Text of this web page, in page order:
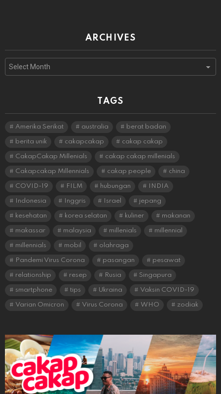
ARCHIVES
Archives
TAGS
Amerika Serikat australia berat badan
berita unik cakapcakap cakap cakap
CakapCakap Millenials cakap cakap millenials
Cakapcakap Millennials cakap people china
COVID-19 FILM hubungan INDIA
Indonesia Inggris Israel jepang
kesehatan korea selatan kuliner makanan
makassar malaysia millenials millennial
millennials mobil olahraga
Pandemi Virus Corona pasangan pesawat
relationship resep Rusia Singapura
smartphone tips Ukraina Vaksin COVID-19
Varian Omicron Virus Corona WHO zodiak